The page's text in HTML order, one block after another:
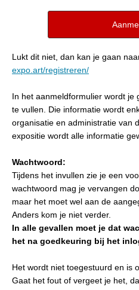
Lukt dit niet, dan kan je gaan
expo.art/registreren/
In het aanmeldformulier wordt je
te vullen. Die informatie wordt
organisatie en administratie van
expositie wordt alle informatie
Wachtwoord:
Tijdens het invullen zie je een
wachtwoord mag je vervangen
maar het moet wel aan de
Anders kom je niet verder.
In alle gevallen moet je dat
het na goedkeuring bij het
Het wordt niet toegestuurd en is
Gaat het fout of vergeet je het,